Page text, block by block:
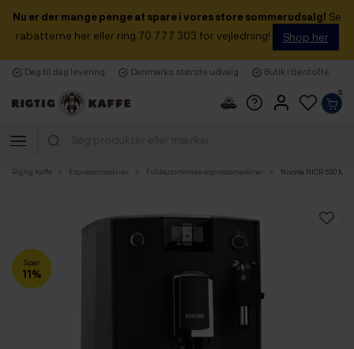
Nu er der mange penge at spare i vores store sommerudsalg! Se
rabatterne her eller ring 70 777 303 for vejledning!
Shop her
Dag til dag levering Danmarks største udvalg Butik i Gentofte
0
Rigtig Kaffe Espressomaskiner Fuldautomatiske espressomaskiner Nivona NICR 550
Spar
11%